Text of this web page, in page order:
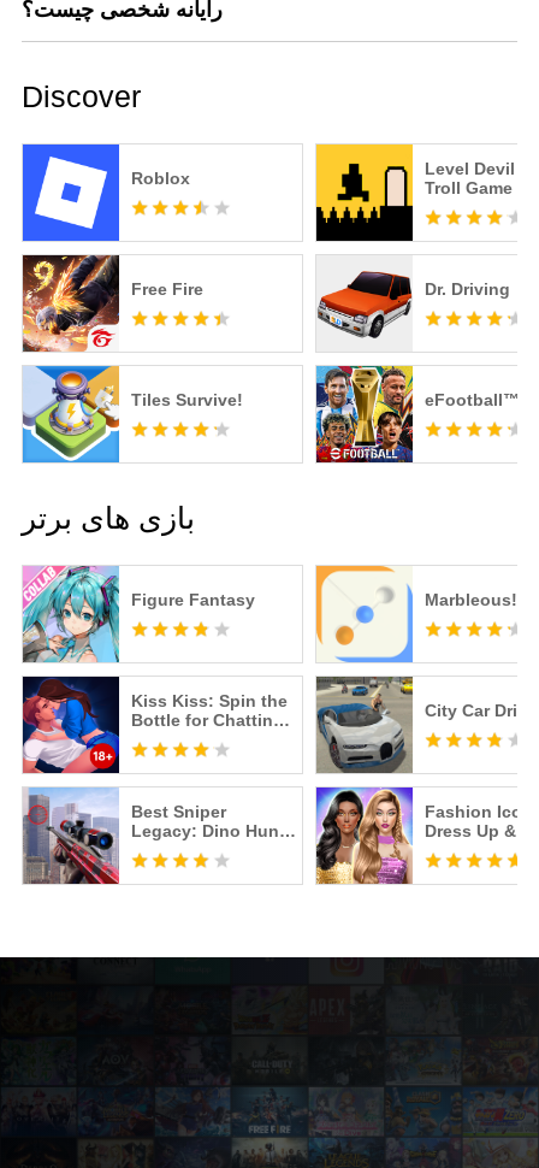
رایانه شخصی چیست؟
Discover
Roblox
Level Devil -
Troll Game
Free Fire Dr. Driving
Tiles Survive! eFootball™
بازی های برتر
Figure Fantasy
Kiss Kiss: Spin the
Bottle for Chatting
& Fun
Best Sniper
Legacy: Dino Hunt
& Shooter 3D
Marbleous!
City Car
Fashion Icon:
Dress Up &